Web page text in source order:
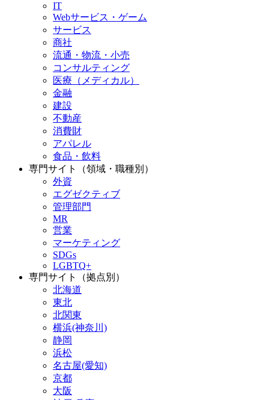
IT
Webサービス・ゲーム
サービス
商社
流通・物流・小売
コンサルティング
医療（メディカル）
金融
建設
不動産
消費財
アパレル
食品・飲料
専門サイト（領域・職種別）
外資
エグゼクティブ
管理部門
MR
営業
マーケティング
SDGs
LGBTQ+
専門サイト（拠点別）
北海道
東北
北関東
横浜(神奈川)
静岡
浜松
名古屋(愛知)
京都
大阪